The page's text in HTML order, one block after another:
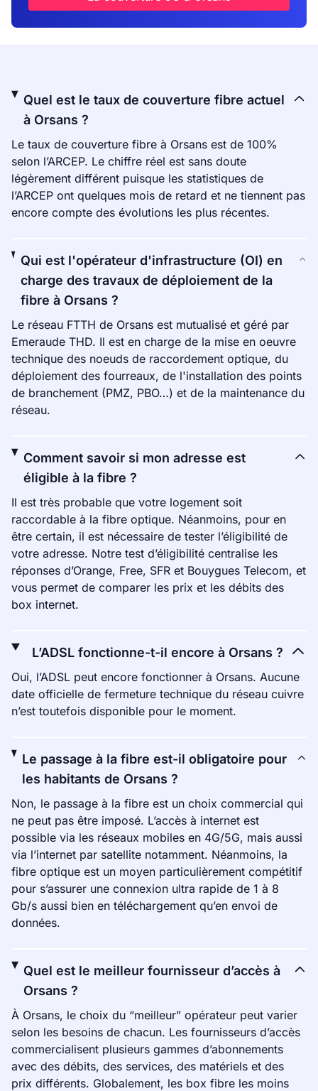
Quel est le taux de couverture fibre actuel
à Orsans ?
Le taux de couverture fibre à Orsans est de 100%
selon l’ARCEP. Le chiffre réel est sans doute
légèrement différent puisque les statistiques de
l’ARCEP ont quelques mois de retard et ne tiennent pas
encore compte des évolutions les plus récentes.
Qui est l'opérateur d'infrastructure (OI) en
charge des travaux de déploiement de la
fibre à Orsans ?
Le réseau FTTH de Orsans est mutualisé et géré par
Emeraude THD. Il est en charge de la mise en oeuvre
technique des noeuds de raccordement optique, du
déploiement des fourreaux, de l'installation des points
de branchement (PMZ, PBO…) et de la maintenance du
réseau.
Comment savoir si mon adresse est
éligible à la fibre ?
Il est très probable que votre logement soit
raccordable à la fibre optique. Néanmoins, pour en
être certain, il est nécessaire de tester l’éligibilité de
votre adresse. Notre test d’éligibilité centralise les
réponses d’Orange, Free, SFR et Bouygues Telecom, et
vous permet de comparer les prix et les débits des
box internet.
L’ADSL fonctionne-t-il encore à Orsans ?
Oui, l’ADSL peut encore fonctionner à Orsans. Aucune
date officielle de fermeture technique du réseau cuivre
n’est toutefois disponible pour le moment.
Le passage à la fibre est-il obligatoire pour
les habitants de Orsans ?
Non, le passage à la fibre est un choix commercial qui
ne peut pas être imposé. L’accès à internet est
possible via les réseaux mobiles en 4G/5G, mais aussi
via l’internet par satellite notamment. Néanmoins, la
fibre optique est un moyen particulièrement compétitif
pour s’assurer une connexion ultra rapide de 1 à 8
Gb/s aussi bien en téléchargement qu’en envoi de
données.
Quel est le meilleur fournisseur d’accès à
Orsans ?
À Orsans, le choix du “meilleur” opérateur peut varier
selon les besoins de chacun. Les fournisseurs d’accès
commercialisent plusieurs gammes d’abonnements
avec des débits, des services, des matériels et des
prix différents. Globalement, les box fibre les moins